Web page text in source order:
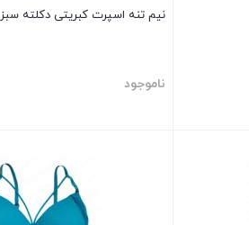
نیم تنه اسپرت کبریتی دکلته سبز
ناموجود